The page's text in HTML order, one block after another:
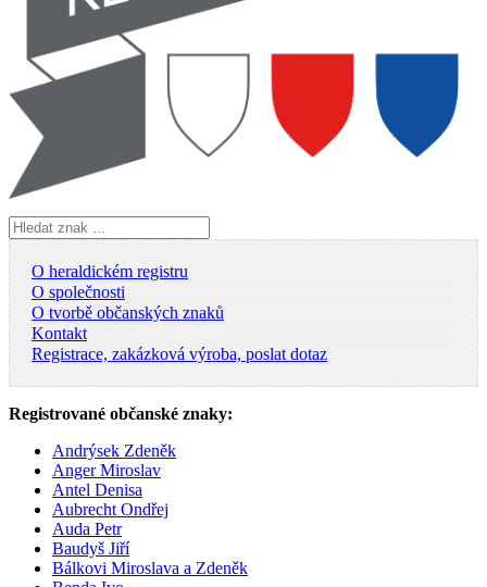
Vyhledávání
O heraldickém registru
O společnosti
O tvorbě občanských znaků
Kontakt
Registrace, zakázková výroba, poslat dotaz
Registrované občanské znaky:
Andrýsek Zdeněk
Anger Miroslav
Antel Denisa
Aubrecht Ondřej
Auda Petr
Baudyš Jiří
Bálkovi Miroslava a Zdeněk